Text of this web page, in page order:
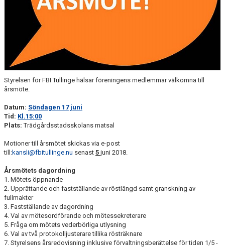
PROFILKLÄDER
ÖVERGÅNGSANSVARIG OCH ÖVERGÅNGSPOLICY
PLAY IT FORWARD
FBI TULLINGE HALL OF FAME
Styrelsen för FBI Tullinge hälsar föreningens medlemmar välkomna till
årsmöte.
Datum: Söndagen 17 juni
Tid: Kl.15:00
Plats: Trädgårdsstadsskolans matsal
Motioner till årsmötet skickas via e-post
till:kansli@fbitullinge.nu senast 5 juni 2018.
Årsmötets dagordning
1. Mötets öppnande
2. Upprättande och fastställande av röstlängd samt granskning av
fullmakter
3. Fastställande av dagordning
4. Val av mötesordförande och mötessekreterare
5. Fråga om mötets vederbörliga utlysning
6. Val av två protokolljusterare tillika rösträknare
7. Styrelsens årsredovisning inklusive förvaltningsberättelse för tiden 1/5 -